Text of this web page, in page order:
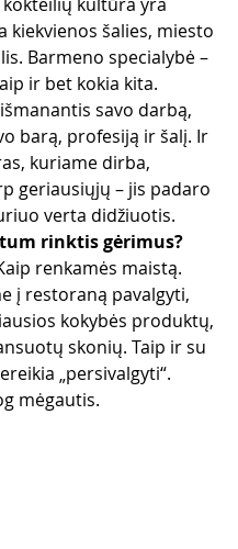
kiekvienos šalies, miesto
Barmeno specialybė –
ir bet kokia kita.
savo darbą,
barą, profesiją ir šalį. Ir
kuriame dirba,
geriausiųjų – jis padaro
verta didžiuotis.
rinktis gėrimus?
renkamės maistą.
į restoraną pavalgyti,
kokybės produktų,
skonių. Taip ir su
„persivalgyti“.
mėgautis.